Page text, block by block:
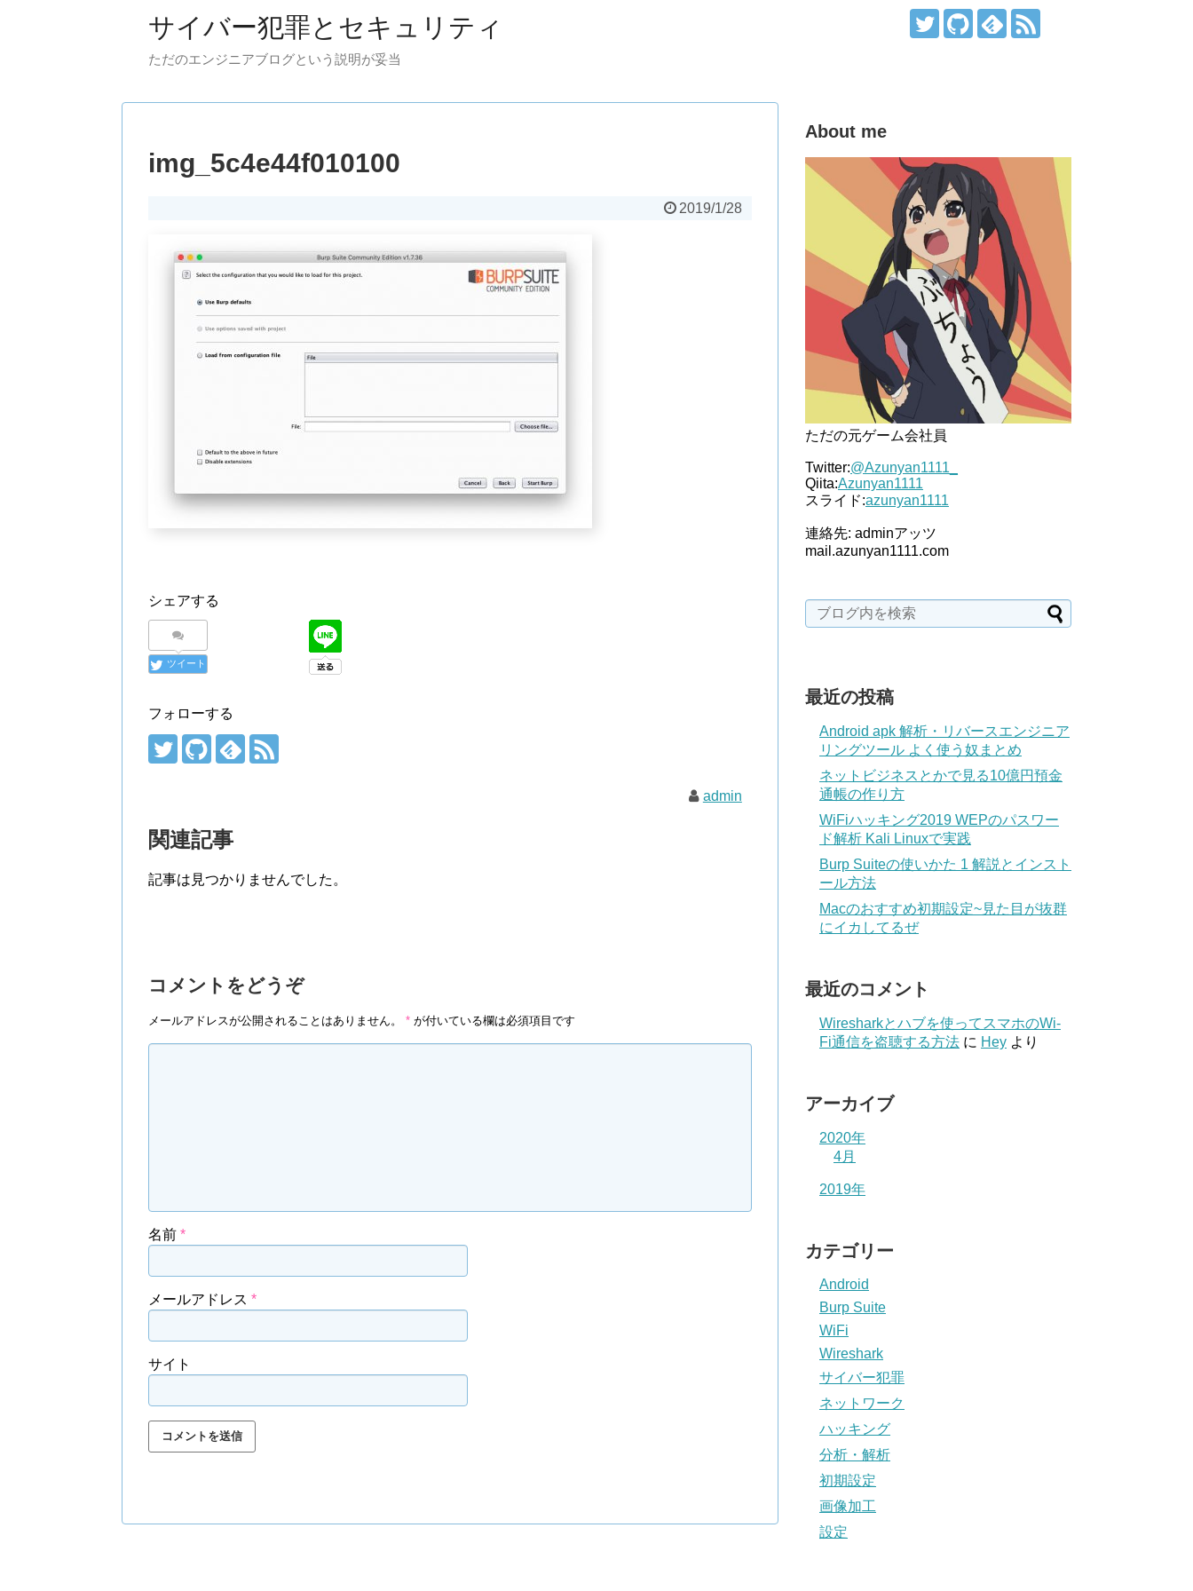
サイバー犯罪とセキュリティ
ただのエンジニアブログという説明が妥当
img_5c4e44f010100
2019/1/28
シェアする
ツイート
フォローする
admin
関連記事
記事は見つかりませんでした。
コメントをどうぞ
メールアドレスが公開されることはありません。 * が付いている欄は必須項目です
名前 *
メールアドレス *
サイト
About me
ただの元ゲーム会社員
Twitter:@Azunyan1111_
Qiita:Azunyan1111
スライド:azunyan1111
連絡先: adminアッツ
mail.azunyan1111.com
最近の投稿
Android apk 解析・リバースエンジニア
リングツール よく使う奴まとめ
ネットビジネスとかで見る10億円預金
通帳の作り方
WiFiハッキング2019 WEPのパスワー
ド解析 Kali Linuxで実践
Burp Suiteの使いかた 1 解説とインスト
ール方法
Macのおすすめ初期設定~見た目が抜群
にイカしてるぜ
最近のコメント
Wiresharkとハブを使ってスマホのWi-
Fi通信を盗聴する方法 に Hey より
アーカイブ
2020年
4月
2019年
カテゴリー
Android
Burp Suite
WiFi
Wireshark
サイバー犯罪
ネットワーク
ハッキング
分析・解析
初期設定
画像加工
設定